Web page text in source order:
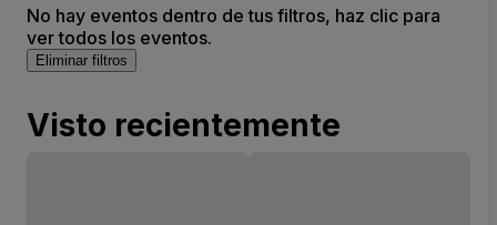
No hay eventos dentro de tus filtros, haz clic para
ver todos los eventos.
Eliminar filtros
Visto recientemente